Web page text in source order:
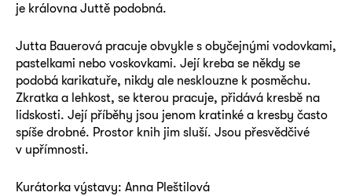
je královna Juttě podobná.
Jutta Bauerová pracuje obvykle s obyčejnými vodovkami,
pastelkami nebo voskovkami. Její kreba se někdy se
podobá karikatuře, nikdy ale nesklouzne k posměchu.
Zkratka a lehkost, se kterou pracuje, přidává kresbě na
lidskosti. Její příběhy jsou jenom kratinké a kresby často
spíše drobné. Prostor knih jim sluší. Jsou přesvědčivé
v upřímnosti.
Kurátorka výstavy: Anna Pleštilová